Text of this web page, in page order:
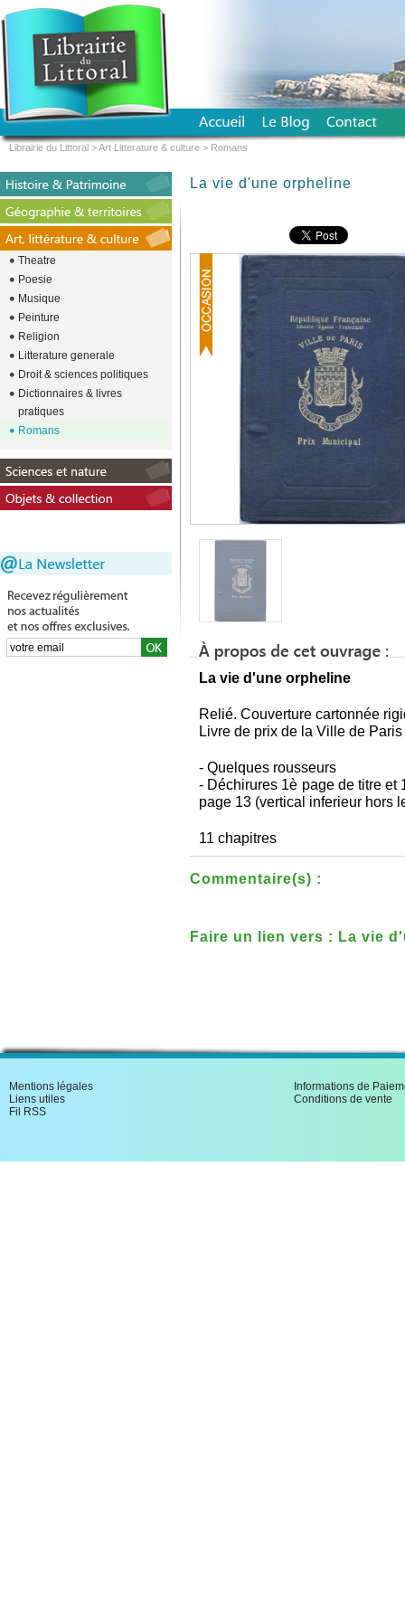
La vie d'une orpheline
La vie d'une orpheline
Relié. Couverture cartonnée
Livre de prix de la Ville de Paris
- Quelques rousseurs
- Déchirures 1è page de titre et
page 13 (vertical inferieur hors
11 chapitres
Commentaire(s) :
Faire un lien vers : La vie
Theatre
Poesie
Musique
Peinture
Religion
Litterature generale
Droit & sciences politiques
Dictionnaires & livres
pratiques
Romans
Librairie du Littoral >Art Litterature & culture > Romans
Mentions légales
Liens utiles
Fil RSS
Informations de
Conditions de vente